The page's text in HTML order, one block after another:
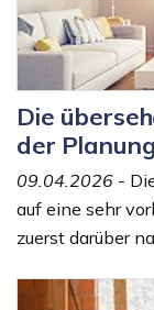
Die
der
09.04.2026 -
auf eine sehr
zuerst darüber